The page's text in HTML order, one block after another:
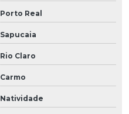
Porto Real
Sapucaia
Rio Claro
Carmo
Natividade